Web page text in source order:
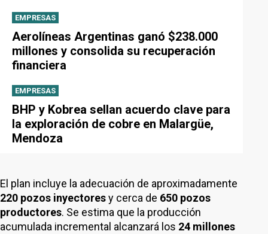
EMPRESAS
Aerolíneas Argentinas ganó $238.000
millones y consolida su recuperación
financiera
EMPRESAS
BHP y Kobrea sellan acuerdo clave para
la exploración de cobre en Malargüe,
Mendoza
El plan incluye la adecuación de aproximadamente
220 pozos inyectoresy cerca de 650 pozos
productores. Se estima que la producción
acumulada incremental alcanzará los 24 millones